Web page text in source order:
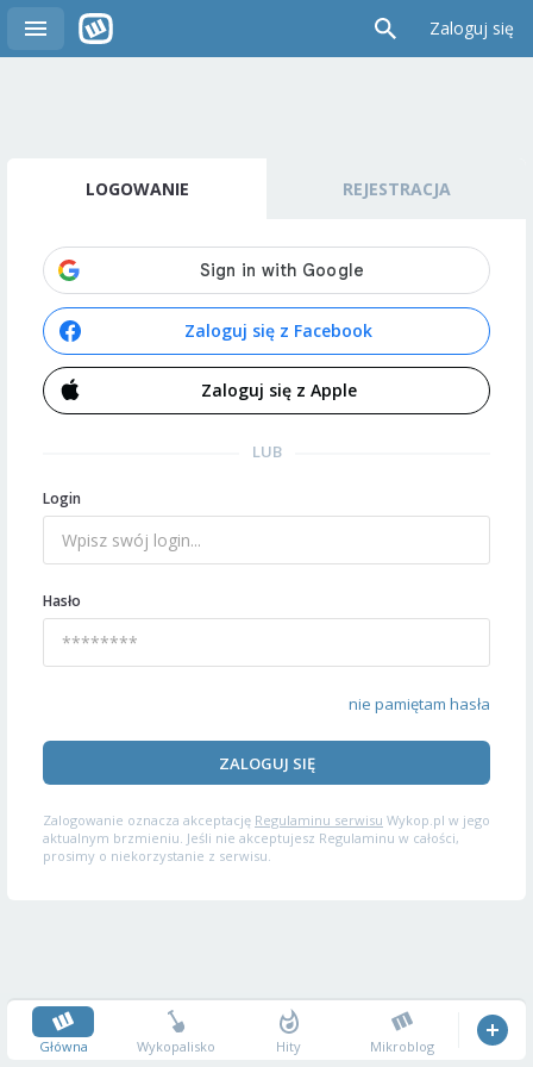
Zaloguj się
LOGOWANIE REJESTRACJA
Zaloguj się z Facebook
Zaloguj się z Apple
LUB
Login
Hasło
nie pamiętam hasła
ZALOGUJ SIĘ
Zalogowanie oznacza akceptację Regulaminu serwisu Wykop.pl w jego
aktualnym brzmieniu. Jeśli nie akceptujesz Regulaminu w całości,
prosimy o niekorzystanie z serwisu.
Główna Wykopalisko Hity Mikroblog